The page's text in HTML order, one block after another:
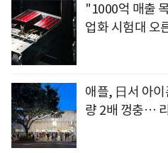
"1000억 매출
업화 시험대 오
애플, 日서 아
량 2배 껑충…